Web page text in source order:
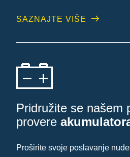
SAZNAJTE VIŠE
Pridružite se našem
provere
Proširite svoje poslavanje